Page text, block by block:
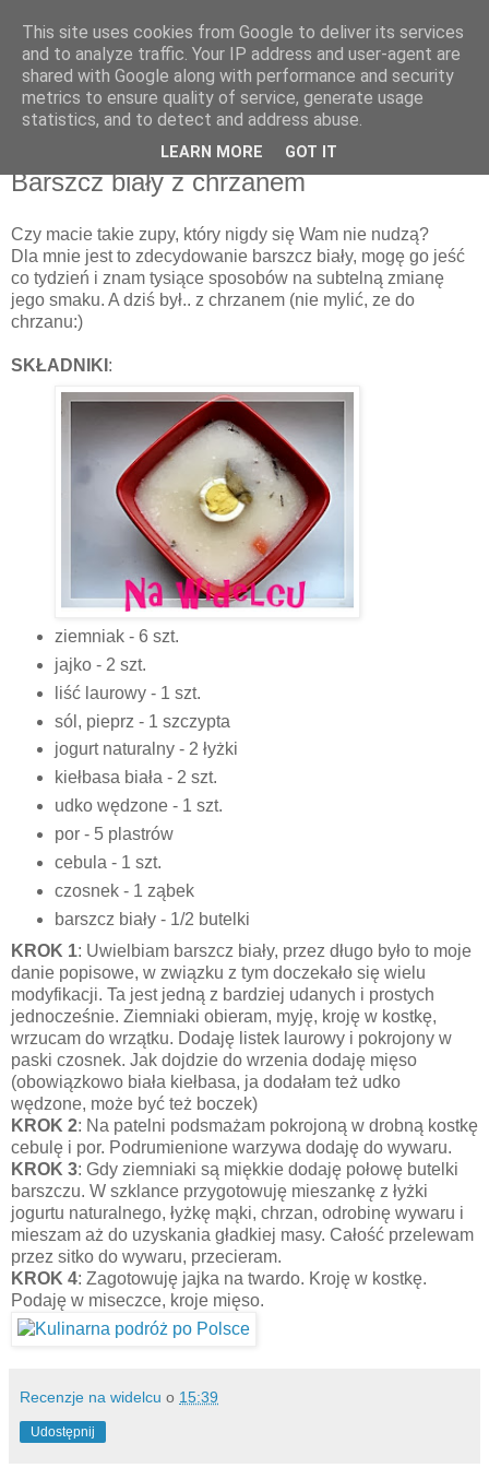
Recenzje na widelcu
Portal kulturalny - książki, recenzje, inspiracje, konkursy.
niedziela, 9 lutego 2014
Barszcz biały z chrzanem
Czy macie takie zupy, który nigdy się Wam nie nudzą?
Dla mnie jest to zdecydowanie barszcz biały, mogę go jeść
co tydzień i znam tysiące sposobów na subtelną zmianę
jego smaku. A dziś był.. z chrzanem (nie mylić, ze do
chrzanu:)
SKŁADNIKI :
ziemniak - 6 szt.
jajko - 2 szt.
liść laurowy - 1 szt.
sól, pieprz - 1 szczypta
jogurt naturalny - 2 łyżki
kiełbasa biała - 2 szt.
udko wędzone - 1 szt.
por - 5 plastrów
cebula - 1 szt.
czosnek - 1 ząbek
barszcz biały - 1/2 butelki
KROK 1: Uwielbiam barszcz biały, przez długo było to moje
danie popisowe, w związku z tym doczekało się wielu
modyfikacji. Ta jest jedną z bardziej udanych i prostych
jednocześnie. Ziemniaki obieram, myję, kroję w kostkę,
wrzucam do wrzątku. Dodaję listek laurowy i pokrojony w
paski czosnek. Jak dojdzie do wrzenia dodaję mięso
(obowiązkowo biała kiełbasa, ja dodałam też udko
wędzone, może być też boczek)
KROK 2: Na patelni podsmażam pokrojoną w drobną kostkę
cebulę i por. Podrumienione warzywa dodaję do wywaru.
KROK 3: Gdy ziemniaki są miękkie dodaję połowę butelki
barszczu. W szklance przygotowuję mieszankę z łyżki
jogurtu naturalnego, łyżkę mąki, chrzan, odrobinę wywaru i
mieszam aż do uzyskania gładkiej masy. Całość przelewam
przez sitko do wywaru, przecieram.
KROK 4: Zagotowuję jajka na twardo. Kroję w kostkę.
Podaję w miseczce, kroje mięso.
Recenzje na widelcu o 15:39
Udostępnij
This site uses cookies from Google to deliver its services
and to analyze traffic. Your IP address and user-agent are
shared with Google along with performance and security
metrics to ensure quality of service, generate usage
statistics, and to detect and address abuse.
LEARN MORE GOT IT